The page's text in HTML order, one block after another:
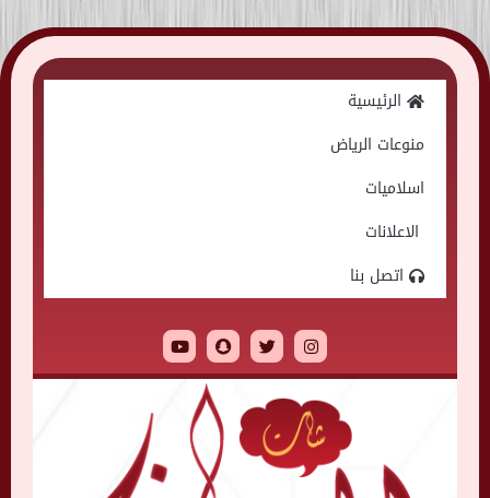
Skip
to
الرئيسية
منوعات الرياض
اسلاميات
الاعلانات
اتصل بنا